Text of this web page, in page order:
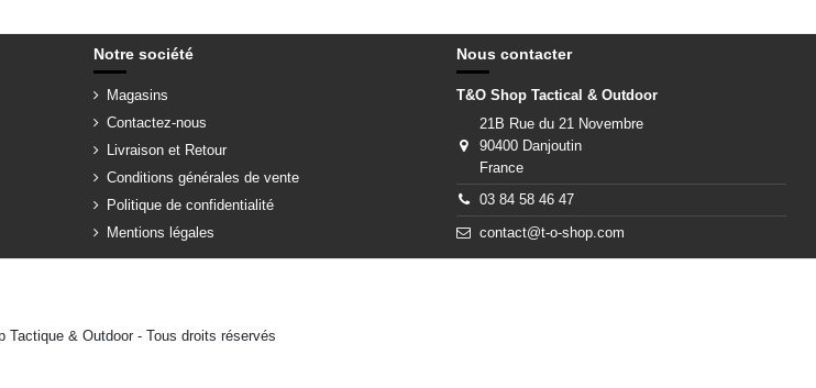
Notre société
Magasins
Contactez-nous
Livraison et Retour
Conditions générales de vente
Politique de confidentialité
Mentions légales
Nous contacter
T&O Shop Tactical & Outdoor
21B Rue du 21 Novembre
90400 Danjoutin
France
03 84 58 46 47
contact@t-o-shop.com
Tactique & Outdoor - Tous droits réservés